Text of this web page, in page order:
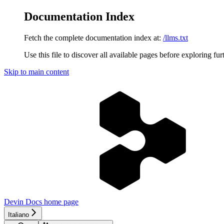
Documentation Index
Fetch the complete documentation index at: /llms.txt
Use this file to discover all available pages before exploring
Skip to main content
Devin Docs home page
Italiano